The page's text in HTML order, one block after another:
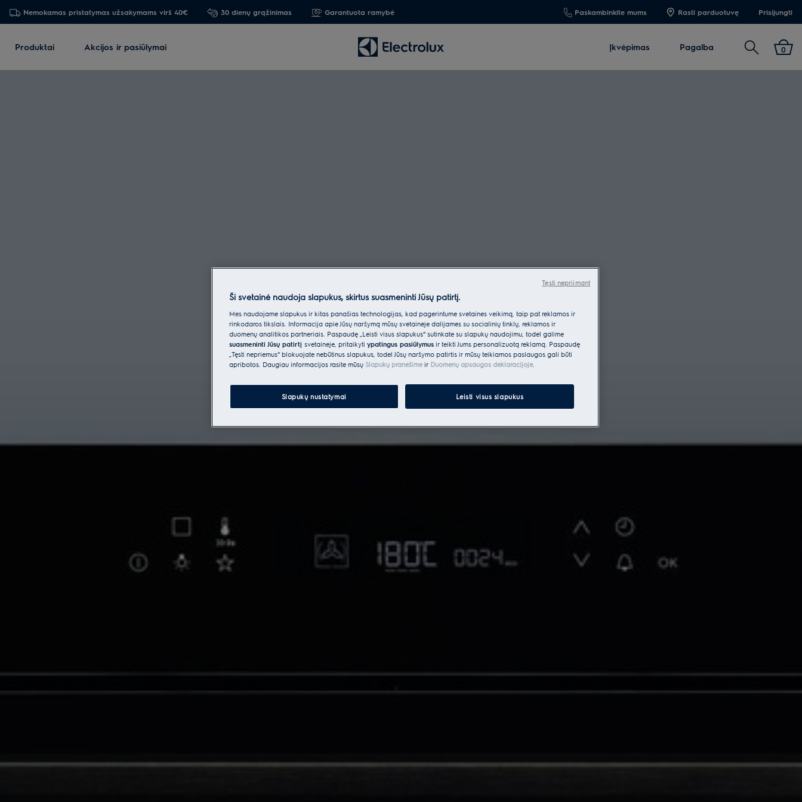
Nemokamas pristatymas užsakymams virš 40€ 30 dienų grąžinimas Garantuota ramybė Paskambinkite mums Rasti parduotuvę Prisijungti
Produktai Akcijos ir pasiūlymai Įkvėpimas Pagalba Paieška 0
Ši svetainė naudoja slapukus, skirtus suasmeninti Jūsų patirtį.
Mes naudojame slapukus ir kitas panašias technologijas, kad pagerintume svetainės veikimą, taip pat reklamos ir
rinkodaros tikslais. Informacija apie Jūsų naršymą mūsų svetainėje dalijamės su socialinių tinklų, reklamos ir
duomenų analitikos partneriais. Paspaudę „Leisti visus slapukus“ sutinkate su slapukų naudojimu, todėl galime
suasmeninti Jūsų patirtį svetainėje, pritaikyti ypatingus pasiūlymus ir teikti Jums personalizuotą reklamą. Paspaudę
„Tęsti nepriėmus“ blokuojate nebūtinus slapukus, todėl Jūsų naršymo patirtis ir mūsų teikiamos paslaugos gali būti
apribotos. Daugiau informacijos rasite mūsų Slapukų pranešimeir Duomenų apsaugos deklaracijoje.
Slapukų nustatymai Leisti visus slapukus
Tęsti nepriimant